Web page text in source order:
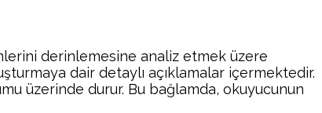
derinlemesine analiz etmek üzere
dair detaylı açıklamalar içermektedir.
üzerinde durur. Bu bağlamda, okuyucunun